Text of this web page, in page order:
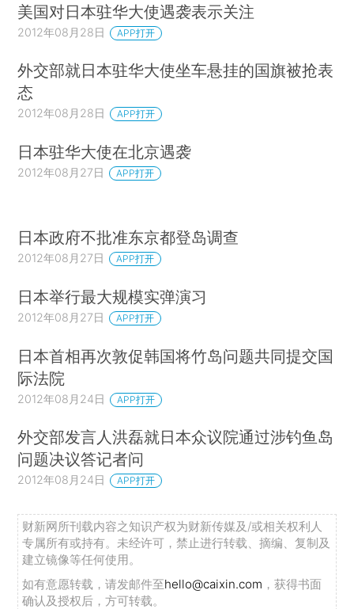
美国对日本驻华大使遇袭表示关注
2012年08月28日 APP打开
外交部就日本驻华大使坐车悬挂的国旗被抢表
态
2012年08月28日 APP打开
日本驻华大使在北京遇袭
2012年08月27日 APP打开
日本政府不批准东京都登岛调查
2012年08月27日 APP打开
日本举行最大规模实弹演习
2012年08月27日 APP打开
日本首相再次敦促韩国将竹岛问题共同提交国
际法院
2012年08月24日 APP打开
外交部发言人洪磊就日本众议院通过涉钓鱼岛
问题决议答记者问
2012年08月24日 APP打开
财新网所刊载内容之知识产权为财新传媒及/或相关权利人
专属所有或持有。未经许可，禁止进行转载、摘编、复制及
建立镜像等任何使用。
如有意愿转载，请发邮件至hello@caixin.com ，获得书面
确认及授权后，方可转载。